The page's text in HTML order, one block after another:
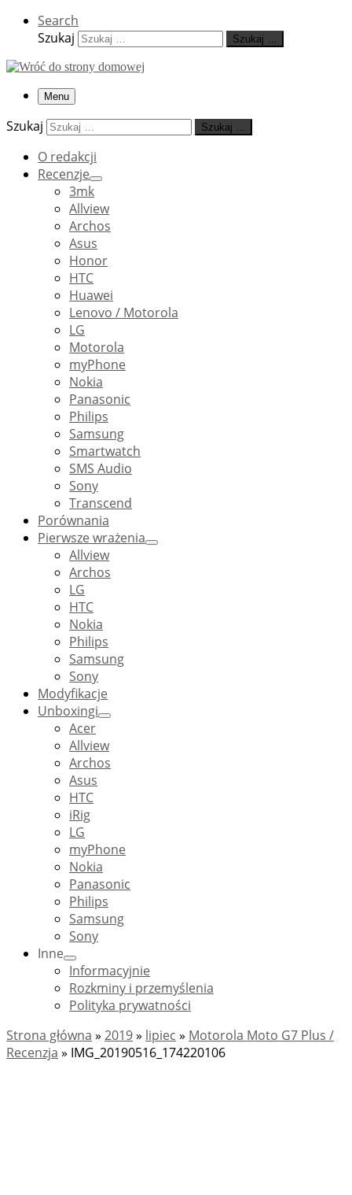
Search
Szukaj
Szukaj …
Menu
Szukaj Szukaj …
O redakcji
Recenzje
3mk
Allview
Archos
Asus
Honor
HTC
Huawei
Lenovo / Motorola
LG
Motorola
myPhone
Nokia
Panasonic
Philips
Samsung
Smartwatch
SMS Audio
Sony
Transcend
Porównania
Pierwsze wrażenia
Allview
Archos
LG
HTC
Nokia
Philips
Samsung
Sony
Modyfikacje
Unboxingi
Acer
Allview
Archos
Asus
HTC
iRig
LG
myPhone
Nokia
Panasonic
Philips
Samsung
Sony
Inne
Informacyjnie
Rozkminy i przemyślenia
Polityka prywatności
Strona główna » 2019» lipiec » Motorola Moto G7 Plus /
Recenzja » IMG_20190516_174220106